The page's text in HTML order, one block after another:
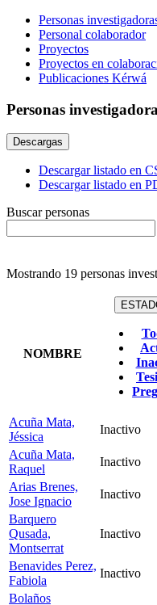
Personas
Personal colaborador
Proyectos
Proyectos en
Publicaciones Kérwá
Personas
Descargas
Descargar listado en
Descargar listado en
Buscar personas
Mostrando 19 personas
NOMBRE
Acuña Mata,
Jéssica
Inactivo
Acuña Mata,
Raquel
Inactivo
Arias Brenes,
Jose Ignacio
Inactivo
Barquero
Qusada,
Montserrat
Inactivo
Benavides Perez,
Fabiola
Inactivo
Bolaños